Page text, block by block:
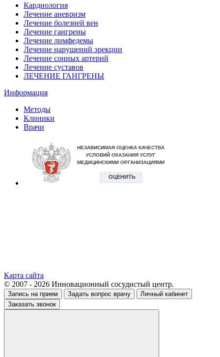
Кардиология
Лечение аневризм
Лечение болезней вен
Лечение гангрены
Лечение лимфедемы
Лечение нарушений эрекции
Лечение сонных артерий
Лечение суставов
ЛЕЧЕНИЕ ГАНГРЕНЫ
Информация
Методы
Клиники
Врачи
Карта сайта
© 2007 - 2026 Инновационный сосудистый центр.
Запись на прием Задать вопрос врачу
Личный кабинет
Заказать звонок